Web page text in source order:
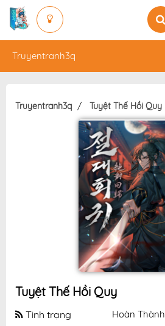
Truyentranh3q
Truyentranh3q Tuyệt Thế Hồi Quy
Tuyệt Thế Hồi Quy
Tình trạng Hoàn Thành